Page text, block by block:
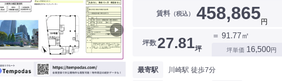
▶
賃料（税込） 458,865円
坪数27.81坪
＝ 91.77㎡
坪単価 16,500円
最寄駅 川崎駅 徒歩7分